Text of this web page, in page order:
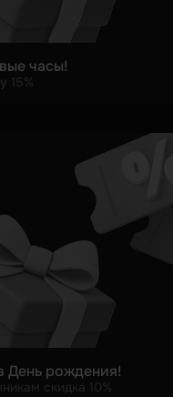
часы!
15%
День рождения!
скидка 10%